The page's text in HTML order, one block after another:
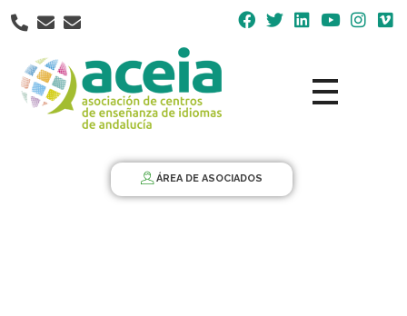
Nota:
este
web
incluye
ÁREA DE ASOCIADOS